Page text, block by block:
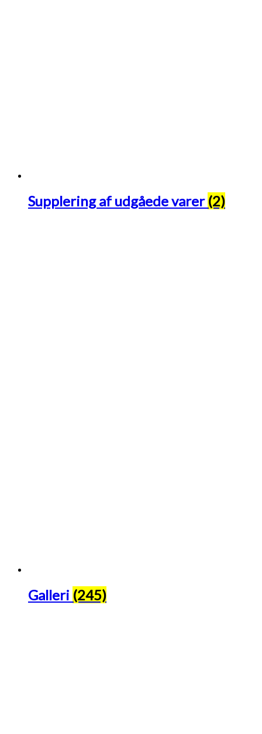
Supplering af udgåede varer (2)
Galleri (245)